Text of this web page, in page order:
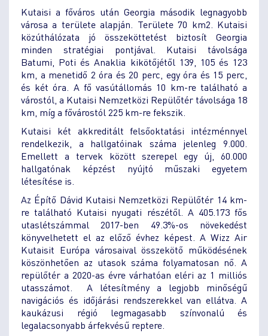
Kutaisi a főváros után Georgia második legnagyobb
városa a területe alapján. Területe 70 km2. Kutaisi
közúthálózata jó összeköttetést biztosít Georgia
minden stratégiai pontjával. Kutaisi távolsága
Batumi, Poti és Anaklia kikötőjétől 139, 105 és 123
km, a menetidő 2 óra és 20 perc, egy óra és 15 perc,
és két óra. A fő vasútállomás 10 km-re található a
várostól, a Kutaisi Nemzetközi Repülőtér távolsága 18
km, míg a fővárostól 225 km-re fekszik.
Kutaisi két akkreditált felsőoktatási intézménnyel
rendelkezik, a hallgatóinak száma jelenleg 9.000.
Emellett a tervek között szerepel egy új, 60.000
hallgatónak képzést nyújtó műszaki egyetem
létesítése is.
Az Építő Dávid Kutaisi Nemzetközi Repülőtér 14 km-
re található Kutaisi nyugati részétől. A 405.173 fős
utaslétszámmal 2017-ben 49.3%-os növekedést
könyvelhetett el az előző évhez képest. A Wizz Air
Kutaisit Európa városaival összekötő működésének
köszönhetően az utasok száma folyamatosan nő. A
repülőtér a 2020-as évre várhatóan eléri az 1 milliós
utasszámot. A létesítmény a legjobb minőségű
navigációs és időjárási rendszerekkel van ellátva. A
kaukázusi régió legmagasabb színvonalú és
legalacsonyabb árfekvésű reptere.